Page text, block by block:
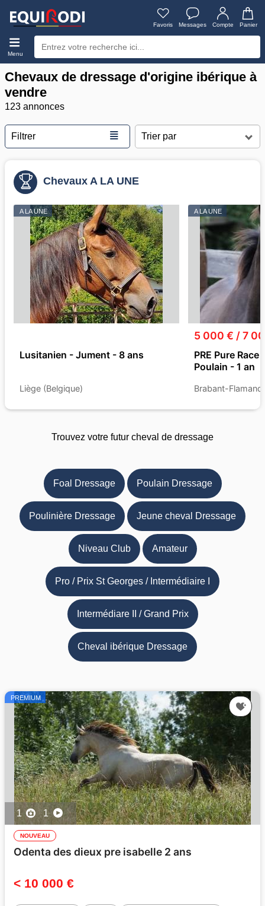
Favoris Messages Compte Panier
Menu
Chevaux de dressage d'origine ibérique à
vendre
123 annonces
Filtrer ≣
Chevaux A LA UNE
A LA UNE
Lusitanien - Jument - 8 ans
Liège (Belgique)
A LA UNE
5 000 € / 7
PRE Pure
Poulain - 1 an
Brabant-Flamand
Trouvez votre futur cheval de dressage
Foal Dressage Poulain Dressage
Poulinière Dressage Jeune cheval Dressage
Niveau Club Amateur
Pro / Prix St Georges / Intermédiaire I
Intermédiare II / Grand Prix
Cheval ibérique Dressage
PREMIUM
1 1
NOUVEAU
Odenta des dieux pre isabelle 2 ans
< 10 000 €